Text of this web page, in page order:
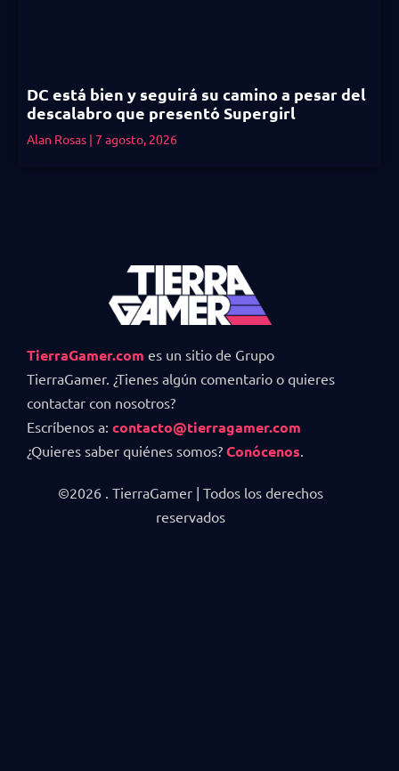
DC está bien y seguirá su camino a pesar del
descalabro que presentó Supergirl
Alan Rosas 7 agosto, 2026
TierraGamer.com es un sitio de Grupo
TierraGamer. ¿Tienes algún comentario o quieres
contactar con nosotros?
Escríbenos a: contacto@tierragamer.com
¿Quieres saber quiénes somos? Conócenos.
©2026 . TierraGamer | Todos los derechos
reservados